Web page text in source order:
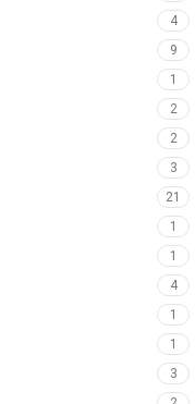
4
9
1
2
2
3
21
1
1
4
1
1
3